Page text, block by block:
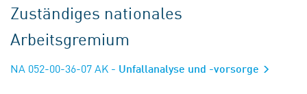
Zuständiges nationales
Arbeitsgremium
NA 052-00-36-07 AK - Unfallanalyse und -vorsorge